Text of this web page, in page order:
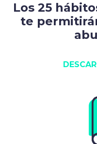
Los 25
te